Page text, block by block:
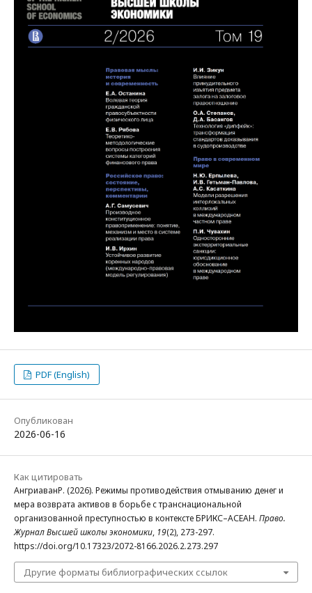
PDF (English)
Опубликован
2026-06-16
Как цитировать
АнгриаванР. (2026). Режимы противодействия отмыванию денег и
мера возврата активов в борьбе с транснациональной
организованной преступностью в контексте БРИКС–АСЕАН. Право.
Журнал Высшей школы экономики, 19(2), 273-297.
https://doi.org/10.17323/2072-8166.2026.2.273.297
Другие форматы библиографических ссылок